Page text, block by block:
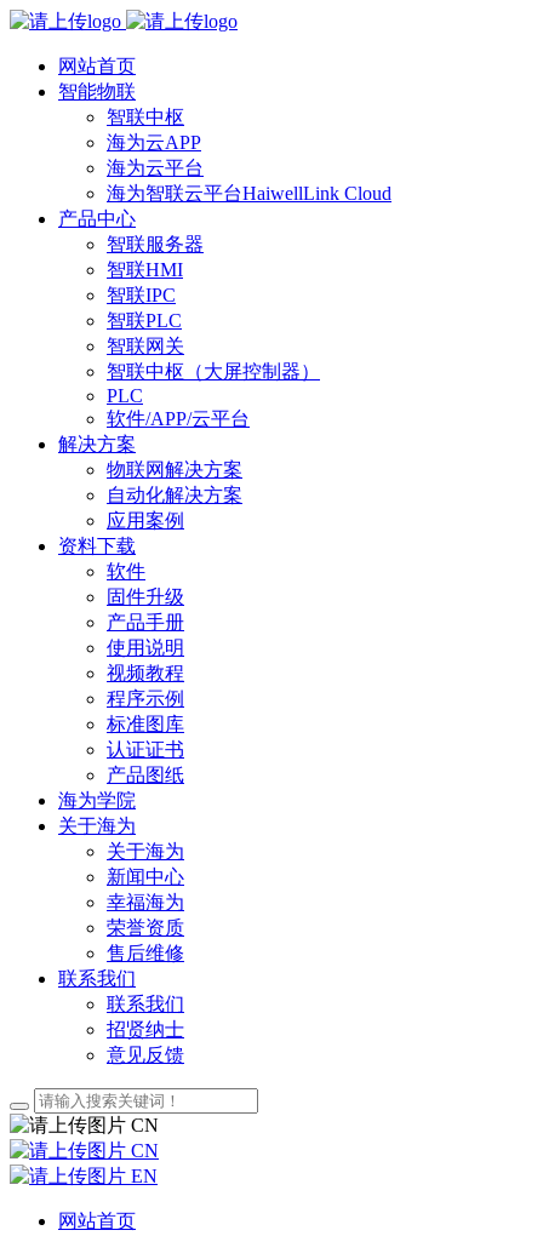
网站首页
智能物联
智联中枢
海为云APP
海为云平台
海为智联云平台HaiwellLink Cloud
产品中心
智联服务器
智联HMI
智联IPC
智联PLC
智联网关
智联中枢（大屏控制器）
PLC
软件/APP/云平台
解决方案
物联网解决方案
自动化解决方案
应用案例
资料下载
软件
固件升级
产品手册
使用说明
视频教程
程序示例
标准图库
认证证书
产品图纸
海为学院
关于海为
关于海为
新闻中心
幸福海为
荣誉资质
售后维修
联系我们
联系我们
招贤纳士
意见反馈
CN
CN
EN
网站首页